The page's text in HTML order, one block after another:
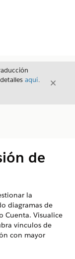
aquí.
Cerrar
de
la
diagramas de
Cuenta. Visualice
vínculos de
con mayor